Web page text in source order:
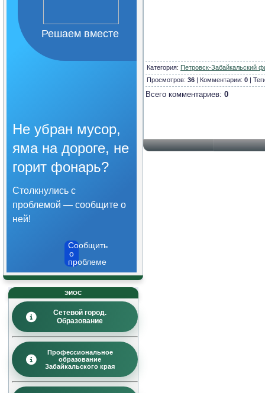
образовательной
организации
Образовательные
стандарты и требования
Решаем вместе
Не убран мусор,
яма на дороге, не
горит фонарь?
Столкнулись с
проблемой — сообщите о
ней!
Сообщить
о
проблеме
ЭИОС
Сетевой город.
Образование
Профессиональное
образование
Забайкальского края
Категория: Петровск-Забайкальский
Просмотров: 36 | Комментарии: 0 |
Всего комментариев: 0